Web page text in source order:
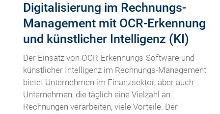
Digitalisierung im Rechnungs-
Management mit OCR-Erkennung
und künstlicher Intelligenz (KI)
Der Einsatz von OCR-Erkennungs-Software und
künstlicher Intelligenz im Rechnungs-Management
bietet Unternehmen im Finanzsektor, aber auch
Unternehmen, die täglich eine Vielzahl an
Rechnungen verarbeiten, viele Vorteile. Der